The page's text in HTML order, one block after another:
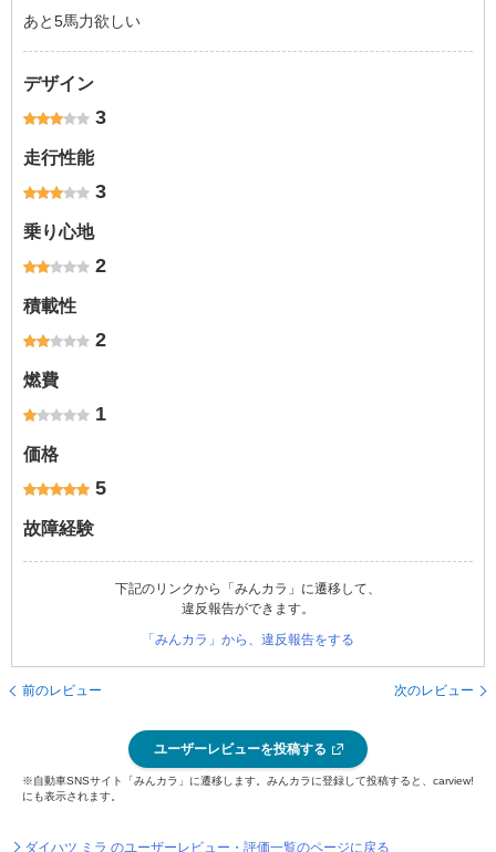
あと5馬力欲しい
デザイン
3
走行性能
3
乗り心地
2
積載性
2
燃費
1
価格
5
故障経験
下記のリンクから「みんカラ」に遷移して、
違反報告ができます。
「みんカラ」から、違反報告をする
前のレビュー 次のレビュー
ユーザーレビューを投稿する
※自動車SNSサイト「みんカラ」に遷移します。みんカラに登録して投稿すると、carview!
にも表示されます。
ダイハツ ミラ のユーザーレビュー・評価一覧のページに戻る